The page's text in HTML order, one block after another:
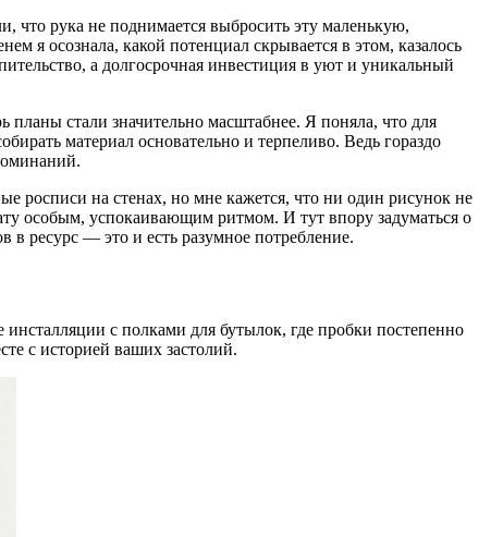
что рука не поднимается выбросить эту маленькую,
я осознала, какой потенциал скрывается в этом, казалось
а долгосрочная инвестиция в уют и уникальный
стали значительно масштабнее. Я поняла, что для
материал основательно и терпеливо. Ведь гораздо
росписи на стенах, но мне кажется, что ни один рисунок не
особым, успокаивающим ритмом. И тут впору задуматься о
в ресурс — это и есть разумное потребление.
с полками для бутылок, где пробки постепенно
с историей ваших застолий.